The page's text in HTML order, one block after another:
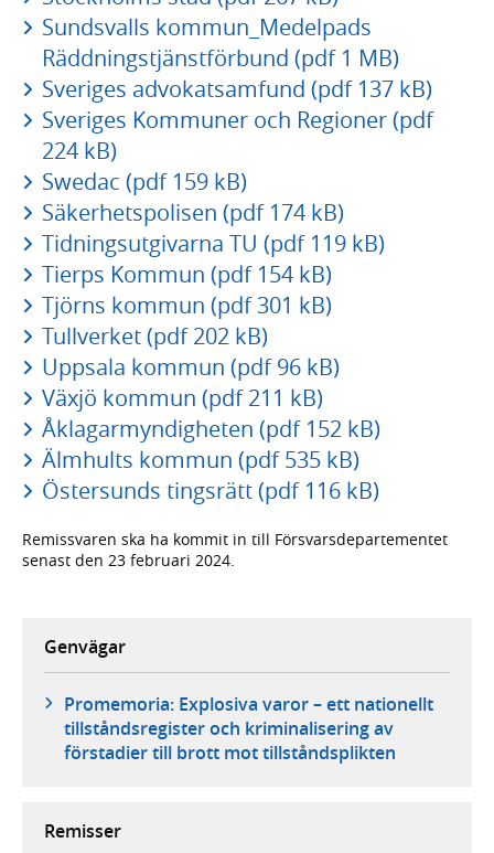
Sundsvalls kommun_Medelpads
Räddningstjänstförbund (pdf 1 MB)
Sveriges advokatsamfund (pdf 137 kB)
Sveriges Kommuner och Regioner (pdf
224 kB)
Swedac (pdf 159 kB)
Säkerhetspolisen (pdf 174 kB)
Tidningsutgivarna TU (pdf 119 kB)
Tierps Kommun (pdf 154 kB)
Tjörns kommun (pdf 301 kB)
Tullverket (pdf 202 kB)
Uppsala kommun (pdf 96 kB)
Växjö kommun (pdf 211 kB)
Åklagarmyndigheten (pdf 152 kB)
Älmhults kommun (pdf 535 kB)
Östersunds tingsrätt (pdf 116 kB)
Remissvaren ska ha kommit in till Försvarsdepartementet
senast den 23 februari 2024.
Genvägar
Promemoria: Explosiva varor – ett nationellt
tillståndsregister och kriminalisering av
förstadier till brott mot tillståndsplikten
Remisser